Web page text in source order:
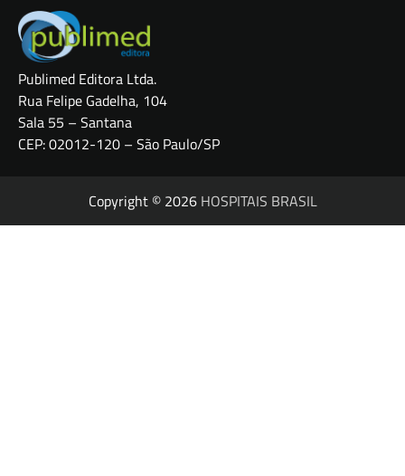
Publimed Editora Ltda.
Rua Felipe Gadelha, 104
Sala 55 – Santana
CEP: 02012-120 – São Paulo/SP
Copyright © 2026 HOSPITAIS BRASIL